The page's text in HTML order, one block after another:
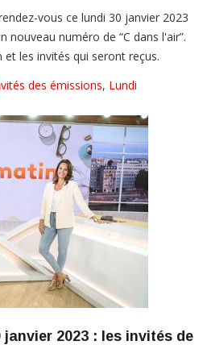
vous ce lundi 30 janvier 2023
nouveau numéro de “C dans l'air”.
les invités qui seront reçus.
des émissions, Lundi
2023 : les invités de